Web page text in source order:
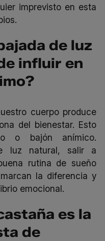
imprevisto en esta
de luz
influir en
cuerpo produce
del bienestar. Esto
o bajón anímico.
luz natural, salir a
rutina de sueño
la diferencia y
emocional.
es la
de